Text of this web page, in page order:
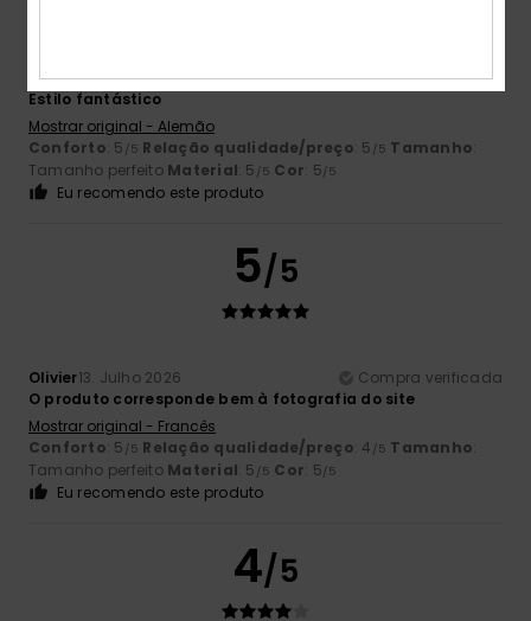
Thomas Alfred13. Julho 2026
Compra verificada
Estilo fantástico
Mostrar original - Alemão
Conforto: 5 /5 Relação qualidade/preço: 5 /5 Tamanho:
Tamanho perfeito Material: 5 /5 Cor: 5/5
Eu recomendo este produto
5/5
Olivier13. Julho 2026
Compra verificada
O produto corresponde bem à fotografia do site
Mostrar original - Francês
Conforto: 5 /5 Relação qualidade/preço: 4 /5 Tamanho:
Tamanho perfeito Material: 5 /5 Cor: 5/5
Eu recomendo este produto
4/5